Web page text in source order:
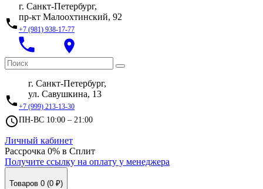
г. Санкт-Петербург,
пр-кт Малоохтинский, 92
local_phone +7 (981) 938-17-77
local_phone place
г. Санкт-Петербург,
ул. Савушкина, 13
local_phone +7 (999) 213-13-30
access_timeПН-ВС 10:00 – 21:00
Личный кабинет
Рассрочка 0% в Сплит
Получите ссылку на оплату у менеджера
Товаров 0 (0 ₽)